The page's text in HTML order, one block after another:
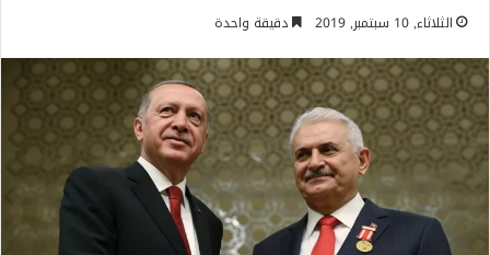
الثلاثاء, 10 سبتمبر, 2019 دقيقة واحدة